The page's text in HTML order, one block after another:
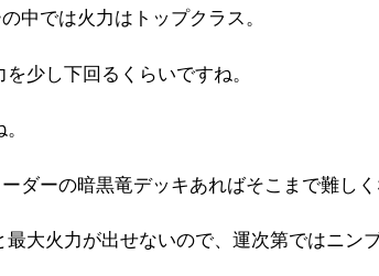
中では火力はトップクラス。
少し下回るくらいですね。
ダーの暗黒竜デッキあればそこまで難しく
大火力が出せないので、運次第ではニン